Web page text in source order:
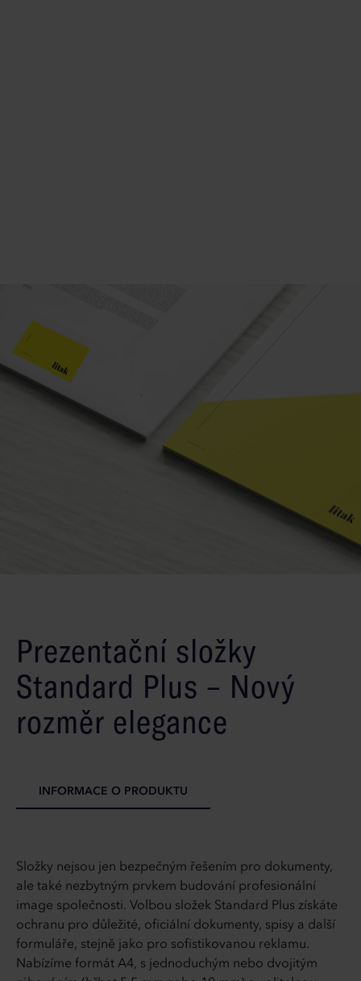
Prezentační složky
Standard Plus – Nový
rozměr elegance
INFORMACE O PRODUKTU
Složky nejsou jen bezpečným řešením pro dokumenty,
ale také nezbytným prvkem budování profesionální
image společnosti. Volbou složek Standard Plus získáte
ochranu pro důležité, oficiální dokumenty, spisy a další
formuláře, stejně jako pro sofistikovanou reklamu.
Nabízíme formát A4, s jednoduchým nebo dvojitým